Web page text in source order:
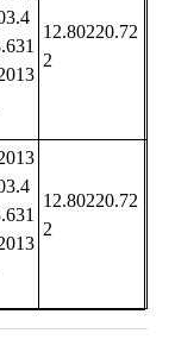
12.80220.72
2
12.80220.72
2